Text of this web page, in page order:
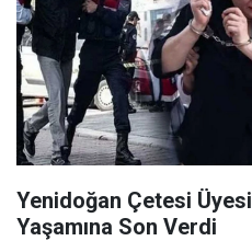
Yenidoğan Çetesi Üyesi Doktor Cezaevinde
Yaşamına Son Verdi